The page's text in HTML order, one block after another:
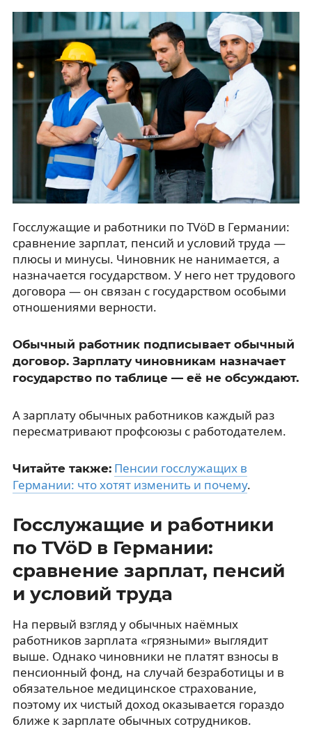
Госслужащие и работники по TVöD в Германии:
сравнение зарплат, пенсий и условий труда —
плюсы и минусы. Чиновник не нанимается, а
назначается государством. У него нет трудового
договора — он связан с государством особыми
отношениями верности.
Обычный работник подписывает обычный
договор. Зарплату чиновникам назначает
государство по таблице — её не обсуждают.
А зарплату обычных работников каждый раз
пересматривают профсоюзы с работодателем.
Читайте также: Пенсии госслужащих в
Германии: что хотят изменить и почему.
Госслужащие и работники
по TVöD в Германии:
сравнение зарплат, пенсий
и условий труда
На первый взгляд у обычных наёмных
работников зарплата «грязными» выглядит
выше. Однако чиновники не платят взносы в
пенсионный фонд, на случай безработицы и в
обязательное медицинское страхование,
поэтому их чистый доход оказывается гораздо
ближе к зарплате обычных сотрудников.